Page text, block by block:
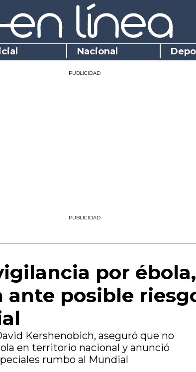
Nacional
PUBLICIDAD
PUBLICIDAD
por ébola,
ante posible
Kershenobich, aseguró que no
en territorio nacional y anunció
rumbo al Mundial